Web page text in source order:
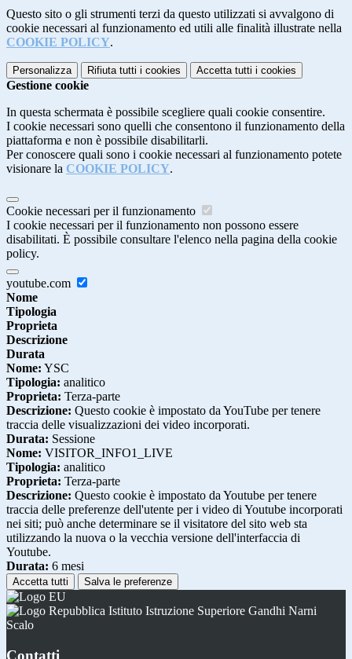
Questo sito o gli strumenti terzi da questo utilizzati si avvalgono di
cookie necessari al funzionamento ed utili alle finalità illustrate nella
COOKIE POLICY.
Personalizza Rifiuta tutti i cookies Accetta tutti i cookies
Gestione cookie
In questa schermata è possibile scegliere quali cookie consentire.
I cookie necessari sono quelli che consentono il funzionamento della
piattaforma e non è possibile disabilitarli.
Per conoscere quali sono i cookie necessari al funzionamento potete
visionare la COOKIE POLICY.
Cookie necessari per il funzionamento
I cookie necessari per il funzionamento non possono essere
disabilitati. È possibile consultare l'elenco nella pagina della cookie
policy.
youtube.com
Nome
Tipologia
Proprieta
Descrizione
Durata
Nome: YSC
Tipologia: analitico
Proprieta: Terza-parte
Descrizione: Questo cookie è impostato da YouTube per tenere
traccia delle visualizzazioni dei video incorporati.
Durata: Sessione
Nome: VISITOR_INFO1_LIVE
Tipologia: analitico
Proprieta: Terza-parte
Descrizione: Questo cookie è impostato da Youtube per tenere
traccia delle preferenze dell'utente per i video di Youtube incorporati
nei siti; può anche determinare se il visitatore del sito web sta
utilizzando la nuova o la vecchia versione dell'interfaccia di
Youtube.
Durata: 6 mesi
Accetta tutti Salva le preferenze
Istituto Istruzione Superiore Gandhi Narni
Scalo
Contatti